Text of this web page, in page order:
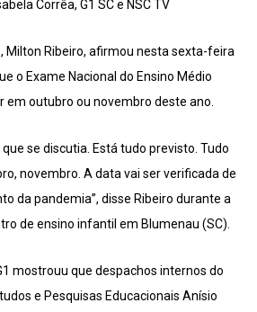
Corrêa, G1 SC e NSC TV
Milton Ribeiro, afirmou nesta sexta-feira
o Exame Nacional do Ensino Médio
em outubro ou novembro deste ano.
se discutia. Está tudo previsto. Tudo
novembro. A data vai ser verificada de
da pandemia”, disse Ribeiro durante a
de ensino infantil em Blumenau (SC).
mostrouu que despachos internos do
e Pesquisas Educacionais Anísio